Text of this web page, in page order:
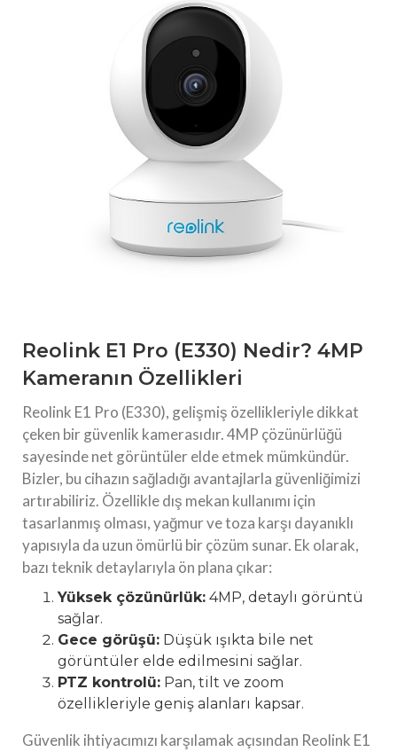
Reolink E1 Pro (E330) Nedir? 4MP
Kameranın Özellikleri
Reolink E1 Pro (E330), gelişmiş özellikleriyle dikkat
çeken bir güvenlik kamerasıdır. 4MP çözünürlüğü
sayesinde net görüntüler elde etmek mümkündür.
Bizler, bu cihazın sağladığı avantajlarla güvenliğimizi
artırabiliriz. Özellikle dış mekan kullanımı için
tasarlanmış olması, yağmur ve toza karşı dayanıklı
yapısıyla da uzun ömürlü bir çözüm sunar. Ek olarak,
bazı teknik detaylarıyla ön plana çıkar:
Yüksek çözünürlük: 4MP, detaylı görüntü
sağlar.
Gece görüşü: Düşük ışıkta bile net
görüntüler elde edilmesini sağlar.
PTZ kontrolü: Pan, tilt ve zoom
özellikleriyle geniş alanları kapsar.
Güvenlik ihtiyacımızı karşılamak açısından Reolink E1